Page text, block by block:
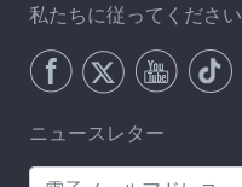
私たちに従ってください
ニュースレター